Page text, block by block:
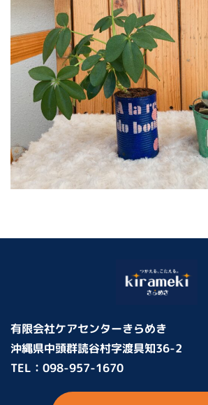
有限会社ケアセンターきらめき
沖縄県中頭群読谷村字渡具知36-2
TEL： 098-957-1670